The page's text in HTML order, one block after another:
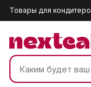
Товары для